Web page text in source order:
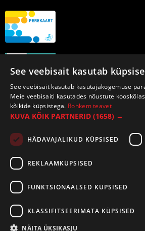
See veebisait kasutab
See veebisait kasutab kasutajakogemuse
Meie veebisaiti kasutades nõustute
kõikide küpsistega. Rohkem teavet
KUVA KÕIK PARTNERID (1658) →
HÄDAVAJALIKUD KÜPSISED
REKLAAMKÜPSISED
FUNKTSIONAALSED KÜPSISED
KLASSIFITSEERIMATA KÜPSISED
NÄITA ÜKSIKASJU